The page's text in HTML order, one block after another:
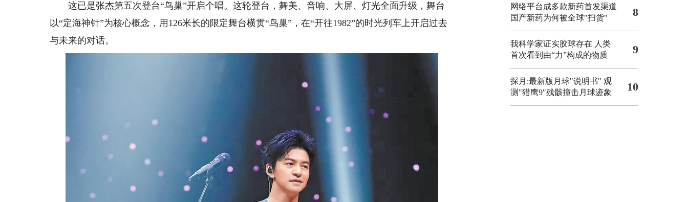
这已是张杰第五次登台“鸟巢”开启个唱。这轮登台，舞美、音响、大屏、灯光全面升级，舞台
以“定海神针”为核心概念，用126米长的限定舞台横贯“鸟巢”，在“开往1982”的时光列车上开启过去
与未来的对话。
网络平台成多款新药首发渠道
国产新药为何被全球"扫货"
8
我科学家证实胶球存在 人类
首次看到由“力”构成的物质
9
探月:最新版月球"说明书" 观
测"猎鹰9"残骸撞击月球迹象
10